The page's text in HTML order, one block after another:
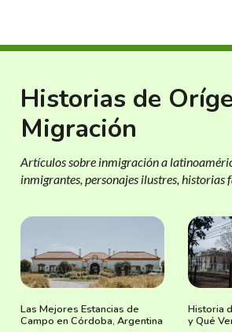
Historias de
Migración
Artículos sobre inmigración a
inmigrantes, personajes ilustres, historias
Las Mejores Estancias de
Campo en Córdoba, Argentina
Historia
y Qué